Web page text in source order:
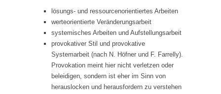
lösungs- und ressourcenorientiertes Arbeiten
werteorientierte Veränderungsarbeit
systemisches Arbeiten und Aufstellungsarbeit
provokativer Stil und provokative
Systemarbeit (nach N. Höfner und F. Farrelly).
Provokation meint hier nicht verletzen oder
beleidigen, sondern ist eher im Sinn von
herauslocken und herausfordern zu verstehen